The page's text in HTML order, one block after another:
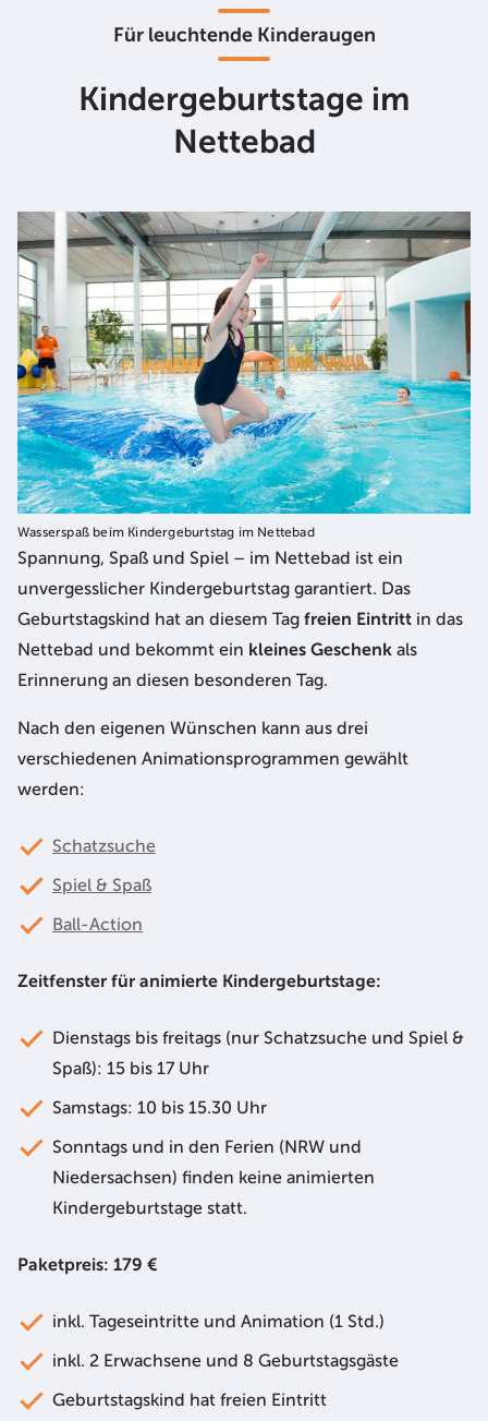
Für leuchtende Kinderaugen
Kindergeburtstage im
Nettebad
Wasserspaß beim Kindergeburtstag im Nettebad
Spannung, Spaß und Spiel – im Nettebad ist ein
unvergesslicher Kindergeburtstag garantiert. Das
Geburtstagskind hat an diesem Tag freien Eintritt in das
Nettebad und bekommt ein kleines Geschenk als
Erinnerung an diesen besonderen Tag.
Nach den eigenen Wünschen kann aus drei
verschiedenen Animationsprogrammen gewählt
werden:
Schatzsuche
Spiel & Spaß
Ball-Action
Zeitfenster für animierte Kindergeburtstage:
Dienstags bis freitags (nur Schatzsuche und Spiel &
Spaß): 15 bis 17 Uhr
Samstags: 10 bis 15.30 Uhr
Sonntags und in den Ferien (NRW und
Niedersachsen) finden keine animierten
Kindergeburtstage statt.
Paketpreis: 179 €
inkl. Tageseintritte und Animation (1 Std.)
inkl. 2 Erwachsene und 8 Geburtstagsgäste
Geburtstagskind hat freien Eintritt